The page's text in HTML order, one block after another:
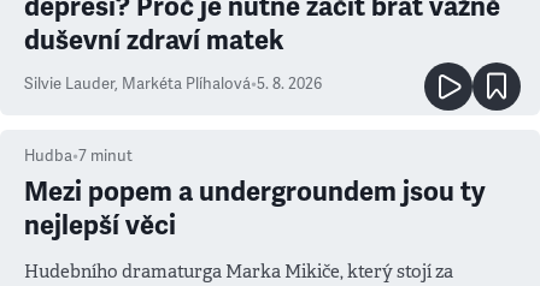
duševní zdraví matek
Silvie Lauder, Markéta Plíhalová•5. 8. 2026
Hudba•7 minut
Mezi popem a undergroundem jsou ty
nejlepší věci
Hudebního dramaturga Marka Mikiče, který stojí za